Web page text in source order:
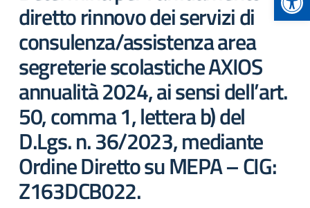
diretto rinnovo dei servizi di
consulenza/assistenza area
segreterie scolastiche AXIOS
annualità 2024, ai sensi dell’art.
50, comma 1, lettera b) del
D.Lgs. n. 36/2023, mediante
Ordine Diretto su MEPA – CIG:
Z163DCB022.